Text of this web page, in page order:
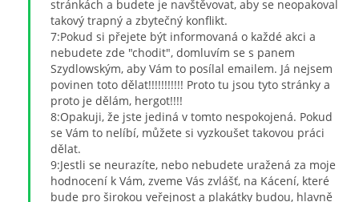
stránkách a budete je navštěvovat, aby se neopakoval
takový trapný a zbytečný konflikt.
7:Pokud si přejete být informovaná o každé akci a
nebudete zde "chodit", domluvím se s panem
Szydlowským, aby Vám to posílal emailem. Já nejsem
povinen toto dělat!!!!!!!!!!! Proto tu jsou tyto stránky a
proto je dělám, hergot!!!!
8:Opakuji, že jste jediná v tomto nespokojená. Pokud
se Vám to nelíbí, můžete si vyzkoušet takovou práci
dělat.
9:Jestli se neurazíte, nebo nebudete uražená za moje
hodnocení k Vám, zveme Vás zvlášť, na Kácení, které
bude pro širokou veřejnost a plakátky budou, hlavně